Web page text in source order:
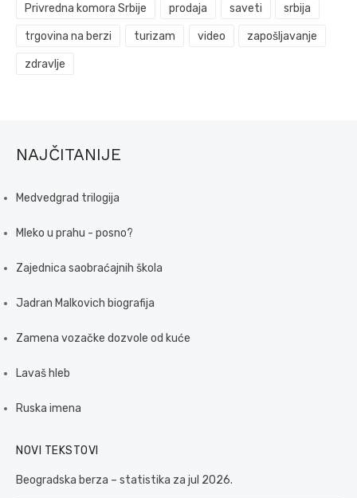
Privredna komora Srbije prodaja saveti srbija
trgovina na berzi turizam video zapošljavanje
zdravlje
NAJČITANIJE
Medvedgrad trilogija
Mleko u prahu - posno?
Zajednica saobraćajnih škola
Jadran Malkovich biografija
Zamena vozačke dozvole od kuće
Lavaš hleb
Ruska imena
NOVI TEKSTOVI
Beogradska berza – statistika za jul 2026.